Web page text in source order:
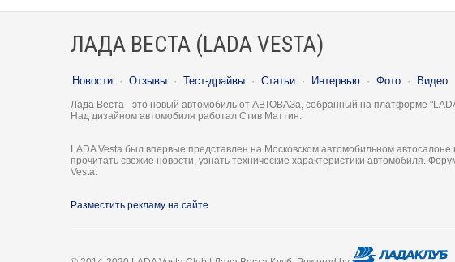
ЛАДА ВЕСТА (LADA VESTA)
Новости · Отзывы · Тест-драйвы · Статьи · Интервью · Фото · Видео
Лада Веста - это новый автомобиль от АВТОВАЗа, собранный на платформе
Над дизайном автомобиля работал Стив Маттин.
LADA Vesta был впервые представлен на Московском автомобильном
прочитать свежие новости, узнать технические характеристики автомобиля.
Vesta.
Разместить рекламу на сайте